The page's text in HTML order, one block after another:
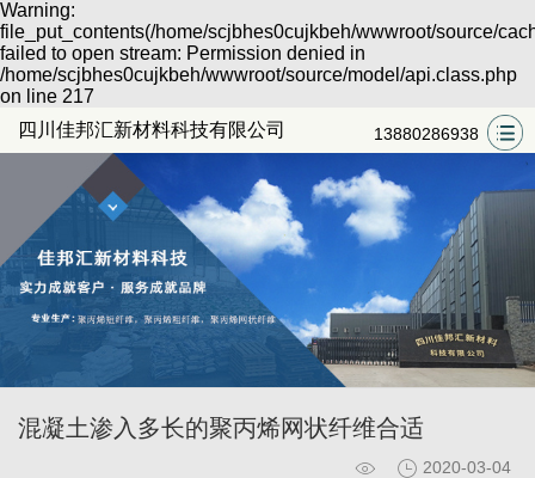
Warning:
file_put_contents(/home/scjbhes0cujkbeh/wwwroot/source/
failed to open stream: Permission denied in
/home/scjbhes0cujkbeh/wwwroot/source/model/api.class.php
on line 217
四川佳邦汇新材料科技有限公司
13880286938
混凝土渗入多长的聚丙烯网状纤维合适
2020-03-04